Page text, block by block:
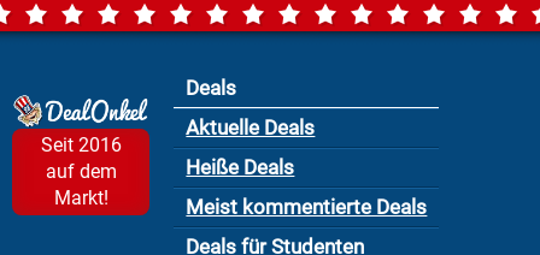
Seit 2016
auf dem
Markt!
Deals
Aktuelle Deals
Heiße Deals
Meist kommentierte Deals
Deals für Studenten